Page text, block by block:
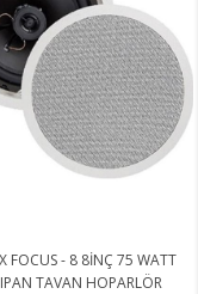
FOCUS - 8 8İNÇ 75 WATT
TAVAN HOPARLÖR